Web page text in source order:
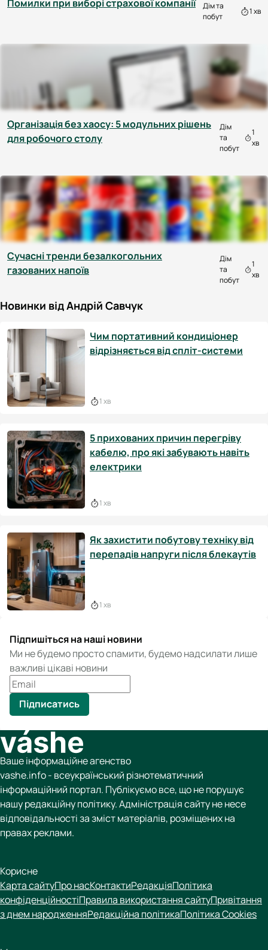
Помилки при виборі страхової компанії
Дім та
побут
1 хв
Організація без хаосу: 5 модульних рішень
для робочого столу
Дім
та
побут
1
хв
Сучасні тренди безалкогольних
газованих напоїв
Дім
та
побут
1
хв
Новинки від Андрій Савчук
Чим портативний кондиціонер
відрізняється від спліт-системи
1 хв
5 прихованих причин перегріву
кабелю, про які забувають навіть
електрики
1 хв
Як захистити побутову техніку від
перепадів напруги після блекаутів
1 хв
Підпишіться на наші новини
Ми не будемо просто спамити, будемо надсилати лише
важливі цікаві новини
Підписатись
Ваше інформаційне агенство
vashe.info - всеукраїнський різнотематичний
інформаційний портал. Публікуємо все, що не порушує
нашу редакційну політику. Адміністрація сайту не несе
відповідальності за зміст матеріалів, розміщених на
правах реклами.
Корисне
Карта сайтуПро насКонтактиРедакціяПолітика
конфіденційностіПравила використання сайтуПривітання
з днем народженняРедакційна політикаПолітика Cookies